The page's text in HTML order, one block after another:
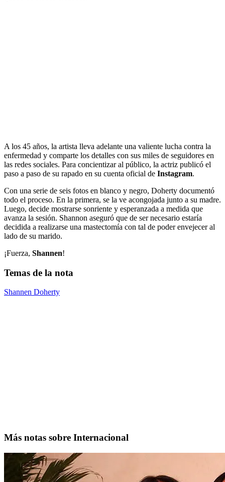
A los 45 años, la artista lleva adelante una valiente lucha contra la
enfermedad y comparte los detalles con sus miles de seguidores en
las redes sociales. Para concientizar al público, la actriz publicó el
paso a paso de su rapado en su cuenta oficial de Instagram.
Con una serie de seis fotos en blanco y negro, Doherty documentó
todo el proceso. En la primera, se la ve acongojada junto a su madre.
Luego, decide mostrarse sonriente y esperanzada a medida que
avanza la sesión. Shannon aseguró que de ser necesario estaría
decidida a realizarse una mastectomía con tal de poder envejecer al
lado de su marido.
¡Fuerza, Shannen!
Temas de la nota
Shannen Doherty
Más notas sobre Internacional